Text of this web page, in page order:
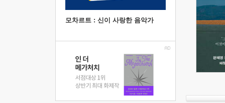
모차르트 : 신이 사랑한 음악가